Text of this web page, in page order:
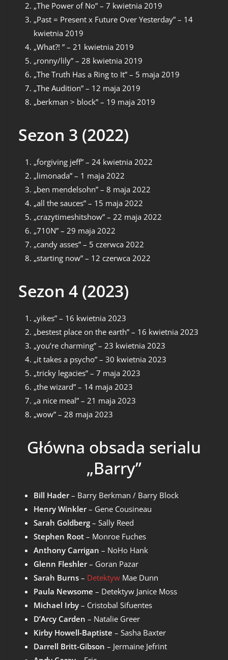
„The Power of No” – 7 kwietnia 2019
„Past = Present x Future Over Yesterday” – 14
kwietnia 2019
„What?! ” – 21 kwietnia 2019
„ronny/lily” – 28 kwietnia 2019
„The Truth Has a Ring to It” – 5 maja 2019
„The Audition” – 12 maja 2019
„berkman > block” – 19 maja 2019
Sezon 3 (2022)
„forgiving jeff” – 24 kwietnia 2022
„limonada” – 1 maja 2022
„ben mendelsohn” – 8 maja 2022
„all the sauces” – 15 maja 2022
„crazytimeshitshow” – 22 maja 2022
„710N” – 29 maja 2022
„candy asses” – 5 czerwca 2022
„starting now” – 12 czerwca 2022
Sezon 4 (2023)
„yikes” – 16 kwietnia 2023
„bestest place on the earth” – 16 kwietnia 2023
„you’re charming” – 23 kwietnia 2023
„it takes a psycho” – 30 kwietnia 2023
„tricky legacies” – 7 maja 2023
„the wizard” – 14 maja 2023
„a nice meal” – 21 maja 2023
„wow” – 28 maja 2023
Główna obsada serialu
„Barry”
Bill Hader– Barry Berkman / Barry Block
Henry Winkler– Gene Cousineau
Sarah Goldberg – Sally Reed
Stephen Root – Monroe Fuches
Anthony Carrigan – NoHo Hank
Glenn Fleshler– Goran Pazar
Sarah Burns – Detektyw Mae Dunn
Paula Newsome – Detektyw Janice Moss
Michael Irby – Cristobal Sifuentes
D’Arcy Carden – Natalie Greer
Kirby Howell-Baptiste – Sasha Baxter
Darrell Britt-Gibson – Jermaine Jefrint